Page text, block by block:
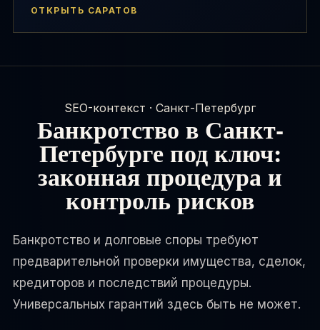
ОТКРЫТЬ САРАТОВ
SEO-контекст · Санкт-Петербург
Банкротство в Санкт-
Петербурге под ключ:
законная процедура и
контроль рисков
Банкротство и долговые споры требуют
предварительной проверки имущества, сделок,
кредиторов и последствий процедуры.
Универсальных гарантий здесь быть не может.